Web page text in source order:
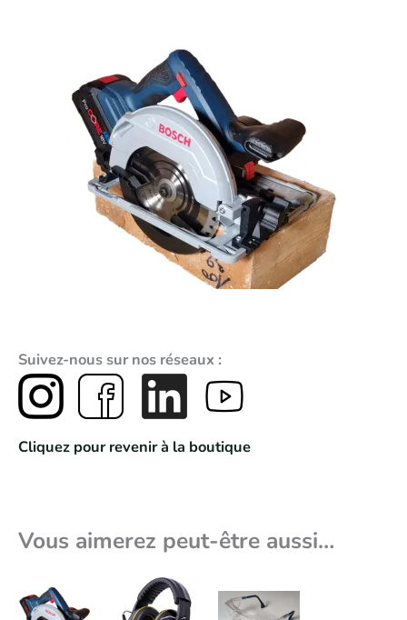
Suivez-nous sur nos réseaux :
Cliquez pour revenir à la boutique
Vous aimerez peut-être aussi…